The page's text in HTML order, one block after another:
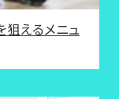
狙えるメニュ